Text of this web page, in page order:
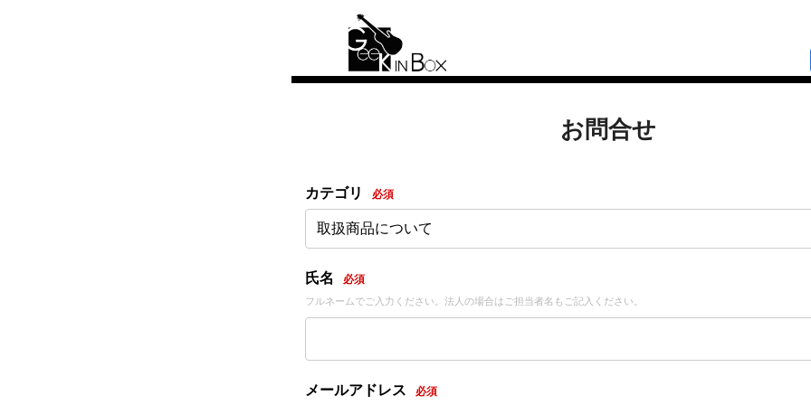
お問合せ
カテゴリ 必須
取扱商品について
氏名 必須
フルネームでご入力ください。法人の場合はご担当者名もご記入ください。
メールアドレス 必須